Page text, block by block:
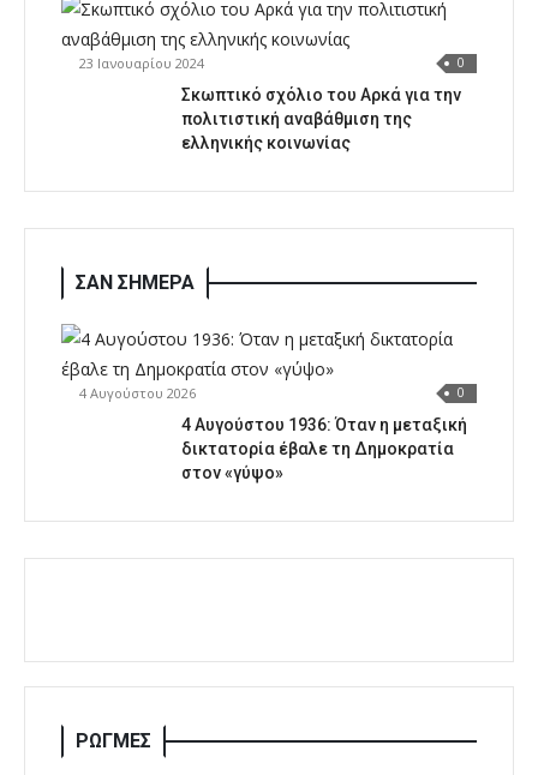
23 Ιανουαρίου 2024 0
Σκωπτικό σχόλιο του Αρκά για την
πολιτιστική αναβάθμιση της
ελληνικής κοινωνίας
ΣΑΝ ΣΗΜΕΡΑ
4 Αυγούστου 2026 0
4 Αυγούστου 1936: Όταν η μεταξική
δικτατορία έβαλε τη Δημοκρατία
στον «γύψο»
ΡΩΓΜΕΣ